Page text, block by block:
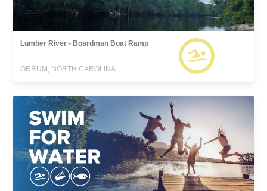
Lumber River - Boardman Boat Ramp
ORRUM, NORTH CAROLINA